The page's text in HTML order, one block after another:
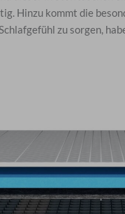
Hinzu kommt die
zu sorgen,